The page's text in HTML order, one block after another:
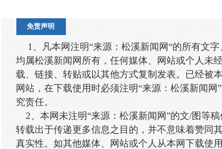
免责声明
1、凡本网注明“来源：松溪新闻网“的所有文
均属松溪新闻网所有，任何媒体、网站或个人未
载、链接、转贴或以其他方式复制发表。已经被
网站，在下载使用时必须注明“来源：松溪新闻网
究责任。
2、本网未注明“来源：松溪新闻网”的文/图等稿
转载出于传递更多信息之目的，并不意味着赞同
真实性。如其他媒体、网站或个人从本网下载使